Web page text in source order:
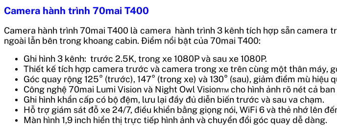
Camera hành trình 70mai T400
Camera hành trình 70mai T400 là camera hành trình 3 kênh tích hợp sẵn camera
ngoài lẫn bên trong khoang cabin. Điểm nổi bật của 70mai T400:
Ghi hình 3 kênh: trước 2.5K, trong xe 1080P và sau xe 1080P.
Thiết kế tích hợp camera trước và camera trong xe trên cùng một thân máy,
Góc quay rộng 125° (trước), 147° (trong xe) và 130° (sau), giảm điểm mù hiệu
Công nghệ 70mai Lumi Vision và Night Owl Vision™ cho hình ảnh rõ nét cả ban
Ghi hình khẩn cấp có bộ đệm, lưu lại đầy đủ diễn biến trước và sau va chạm.
Hỗ trợ giám sát đỗ xe 24/7, điều khiển bằng giọng nói, WiFi 6 và thẻ nhớ lên
Màn hình 1,9 inch hiển thị trực tiếp hình ảnh và chuyển đổi góc quay dễ dàng.